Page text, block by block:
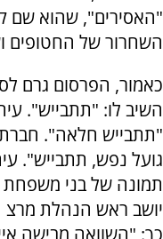
"האסירים", שהוא שם
השחרור של החטופים
"תתבייש חלאה".
גועל נפש, תתבייש".
תמונה של בני משפחת
יושב ראש הנהלת